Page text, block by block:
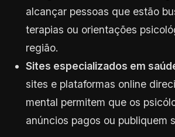
alcançar pessoas que estão
terapias ou orientações
região.
Sites especializados em
sites e plataformas online
mental permitem que os
anúncios pagos ou publiquem